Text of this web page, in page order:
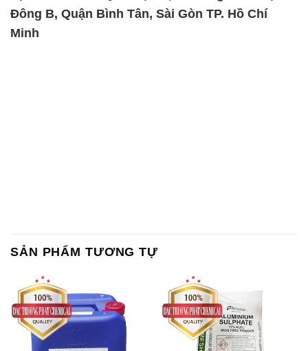
Đông B, Quận Bình Tân, Sài Gòn TP. Hồ Chí
Minh
SẢN PHẨM TƯƠNG TỰ